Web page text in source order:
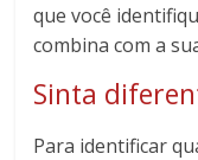
que você
combina com a
Sinta
Para identificar